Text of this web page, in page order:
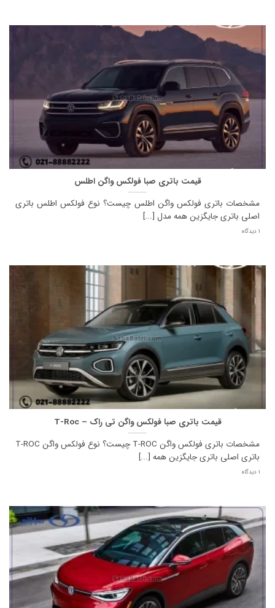
قیمت باتری صبا فولکس واگن اطلس
مشخصات باتری فولکس واگن اطلس چیست؟ نوع فولکس اطلس باتری
اصلی باتری جایگزین همه مدل [...]
1 دیدگاه
قیمت باتری صبا فولکس واگن تی راک – T-Roc
مشخصات باتری فولکس واگن T-ROC چیست؟ نوع فولکس واگن T-ROC
باتری اصلی باتری جایگزین همه [...]
1 دیدگاه